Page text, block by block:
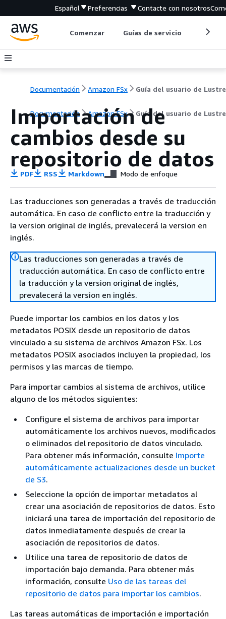
Español Preferencias Contacte con nosotros
Comenzar Guías de servicio
Documentación Amazon FSx Guía del usuario de Lustre
Documentación Amazon FSx Guía del usuario de Lustre
Importación de
cambios desde su
repositorio de datos
PDF RSS Markdown Modo de enfoque
Las traducciones son generadas a través de traducción
automática. En caso de conflicto entre la traducción y
la version original de inglés, prevalecerá la version en
inglés.
Las traducciones son generadas a través de
traducción automática. En caso de conflicto entre
la traducción y la version original de inglés,
prevalecerá la version en inglés.
Puede importar los cambios en los datos y los
metadatos POSIX desde un repositorio de datos
vinculado a su sistema de archivos Amazon FSx. Los
metadatos POSIX asociados incluyen la propiedad, los
permisos y las marcas de tiempo.
Para importar cambios al sistema de archivos, utilice
alguno de los métodos siguientes:
Configure el sistema de archivos para importar
automáticamente los archivos nuevos, modificados
o eliminados del repositorio de datos vinculado.
Para obtener más información, consulte Importe
automáticamente actualizaciones desde un bucket
de S3.
Seleccione la opción de importar metadatos al
crear una asociación de repositorios de datos. Esto
iniciará una tarea de importación del repositorio de
datos inmediatamente después de crear la
asociación de repositorios de datos.
Utilice una tarea de repositorio de datos de
importación bajo demanda. Para obtener más
información, consulte Uso de las tareas del
repositorio de datos para importar los cambios.
Las tareas automáticas de importación e importación